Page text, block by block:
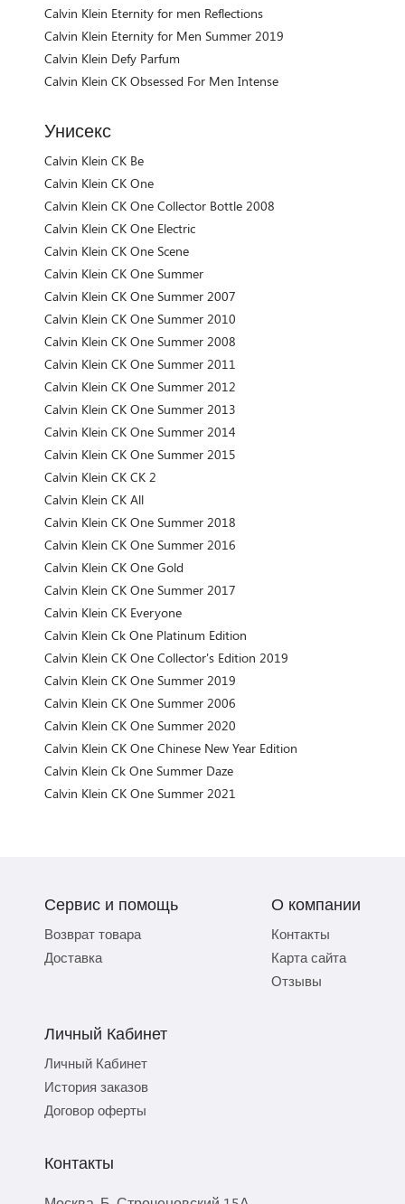
Calvin Klein Eternity for men Reflections
Calvin Klein Eternity for Men Summer 2019
Calvin Klein Defy Parfum
Calvin Klein CK Obsessed For Men Intense
Унисекс
Calvin Klein CK Be
Calvin Klein CK One
Calvin Klein CK One Collector Bottle 2008
Calvin Klein CK One Electric
Calvin Klein CK One Scene
Calvin Klein CK One Summer
Calvin Klein CK One Summer 2007
Calvin Klein CK One Summer 2010
Calvin Klein CK One Summer 2008
Calvin Klein CK One Summer 2011
Calvin Klein CK One Summer 2012
Calvin Klein CK One Summer 2013
Calvin Klein CK One Summer 2014
Calvin Klein CK One Summer 2015
Calvin Klein CK CK 2
Calvin Klein CK All
Calvin Klein CK One Summer 2018
Calvin Klein CK One Summer 2016
Calvin Klein CK One Gold
Calvin Klein CK One Summer 2017
Calvin Klein CK Everyone
Calvin Klein Ck One Platinum Edition
Calvin Klein CK One Collector's Edition 2019
Calvin Klein CK One Summer 2019
Calvin Klein CK One Summer 2006
Calvin Klein CK One Summer 2020
Calvin Klein CK One Chinese New Year Edition
Calvin Klein Ck One Summer Daze
Calvin Klein CK One Summer 2021
Сервис и помощь
Возврат товара
Доставка
О компании
Контакты
Карта сайта
Отзывы
Личный Кабинет
Личный Кабинет
История заказов
Договор оферты
Контакты